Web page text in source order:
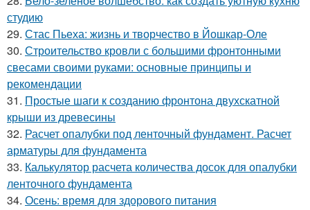
студию
29. Стас Пьеха: жизнь и творчество в Йошкар-Оле
30. Строительство кровли с большими фронтонными
свесами своими руками: основные принципы и
рекомендации
31. Простые шаги к созданию фронтона двухскатной
крыши из древесины
32. Расчет опалубки под ленточный фундамент. Расчет
арматуры для фундамента
33. Калькулятор расчета количества досок для опалубки
ленточного фундамента
34. Осень: время для здорового питания